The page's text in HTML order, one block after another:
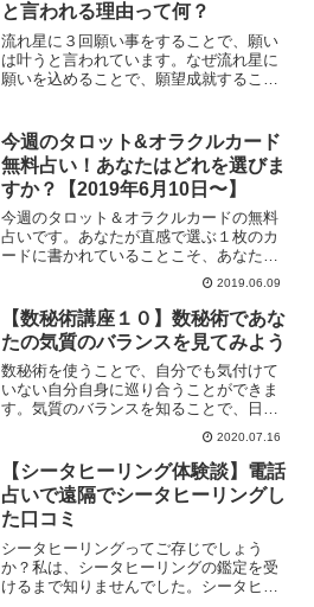
と言われる理由って何？
流れ星に３回願い事をすることで、願い
は叶うと言われています。なぜ流れ星に
願いを込めることで、願望成就すること
介します。
今週のタロット&オラクルカード
無料占い！あなたはどれを選びま
すか？【2019年6月10日〜】
今週のタロット＆オラクルカードの無料
占いです。あなたが直感で選ぶ１枚のカ
ードに書かれていることこそ、あなたへ
の今週のメッセージです。あなたは知ら
ず知らずのうちにそのカードを選ぶとい
うことは、導かれているのです。あなた
への今週のメッセージは？
2019.06.09
【数秘術講座１０】数秘術であな
たの気質のバランスを見てみよう
数秘術を使うことで、自分でも気付けて
いない自分自身に巡り合うことができま
す。気質のバランスを知ることで、日常
生活に活かしていくことができます。あ
なたの生まれ持った気質のバランスは？
2020.07.16
【シータヒーリング体験談】電話
占いで遠隔でシータヒーリングし
た口コミ
シータヒーリングってご存じでしょう
か？私は、シータヒーリングの鑑定を受
けるまで知りませんでした。シータヒー